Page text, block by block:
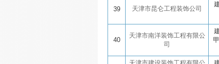
39 天津市昆仑工程装饰公司
40
天津市南洋装饰工程有限公
司